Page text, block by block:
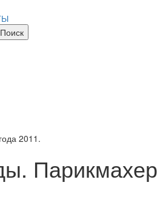
2011.
Парикмахер